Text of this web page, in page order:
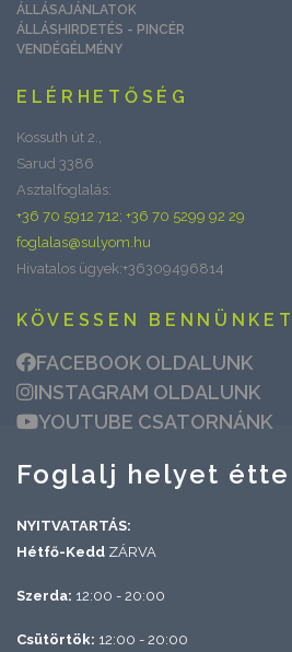
ÁLLÁSAJÁNLATOK
ÁLLÁSHIRDETÉS - PINCÉR
VENDÉGÉLMÉNY
ELÉRHETŐSÉG
Kossuth út 2.,
Sarud 3386
Asztalfoglalás:
+36 70 5912 712; +36 70 5299 92 29
foglalas@sulyom.hu
Hivatalos ügyek:+36309496814
KÖVESSEN
FACEBOOK OLDALUNK
INSTAGRAM OLDALUNK
YOUTUBE CSATORNÁNK
Foglalj helyet
NYITVATARTÁS:
Hétfő-Kedd ZÁRVA
Szerda: 12:00 - 20:00
Csütörtök: 12:00 - 20:00